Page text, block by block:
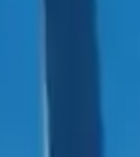
adhesivo Alta